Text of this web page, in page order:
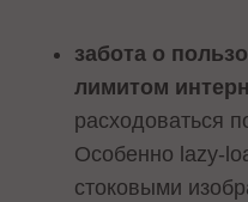
забота о
лимитом
расходоваться
Особенно lazy-
стоковыми